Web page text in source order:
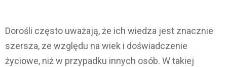
Dorośli często uważają, że ich wiedza jest znacznie
szersza, ze względu na wiek i doświadczenie
życiowe, niż w przypadku innych osób. W takiej